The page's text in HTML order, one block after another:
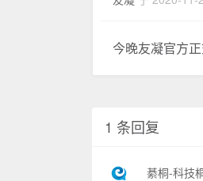
今晚友凝官方
1 条回复
綦桐-科技